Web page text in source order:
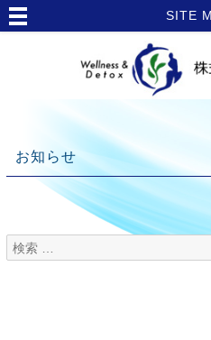
SITE
お知らせ
検
索
TOP